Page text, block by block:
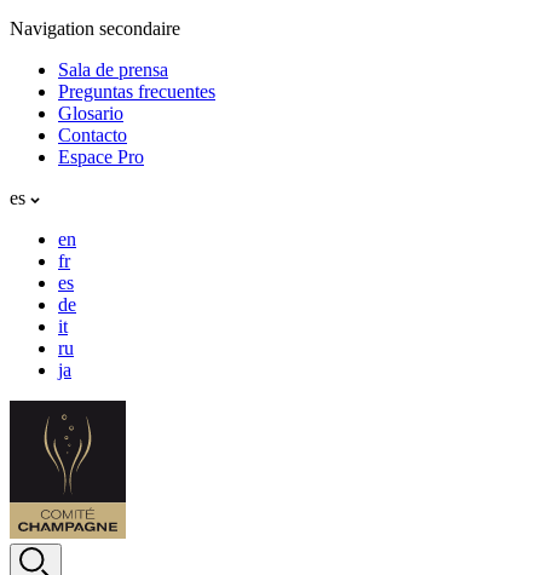
Navigation secondaire
Sala de prensa
Preguntas frecuentes
Glosario
Contacto
Espace Pro
es
en
fr
es
de
it
ru
ja